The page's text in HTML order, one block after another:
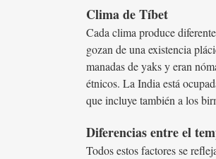
Clima de Tíbet
Cada clima produce
gozan de una existencia
manadas de yaks y eran
étnicos. La India está
que incluye también a los
Diferencias entre el
Todos estos factores se